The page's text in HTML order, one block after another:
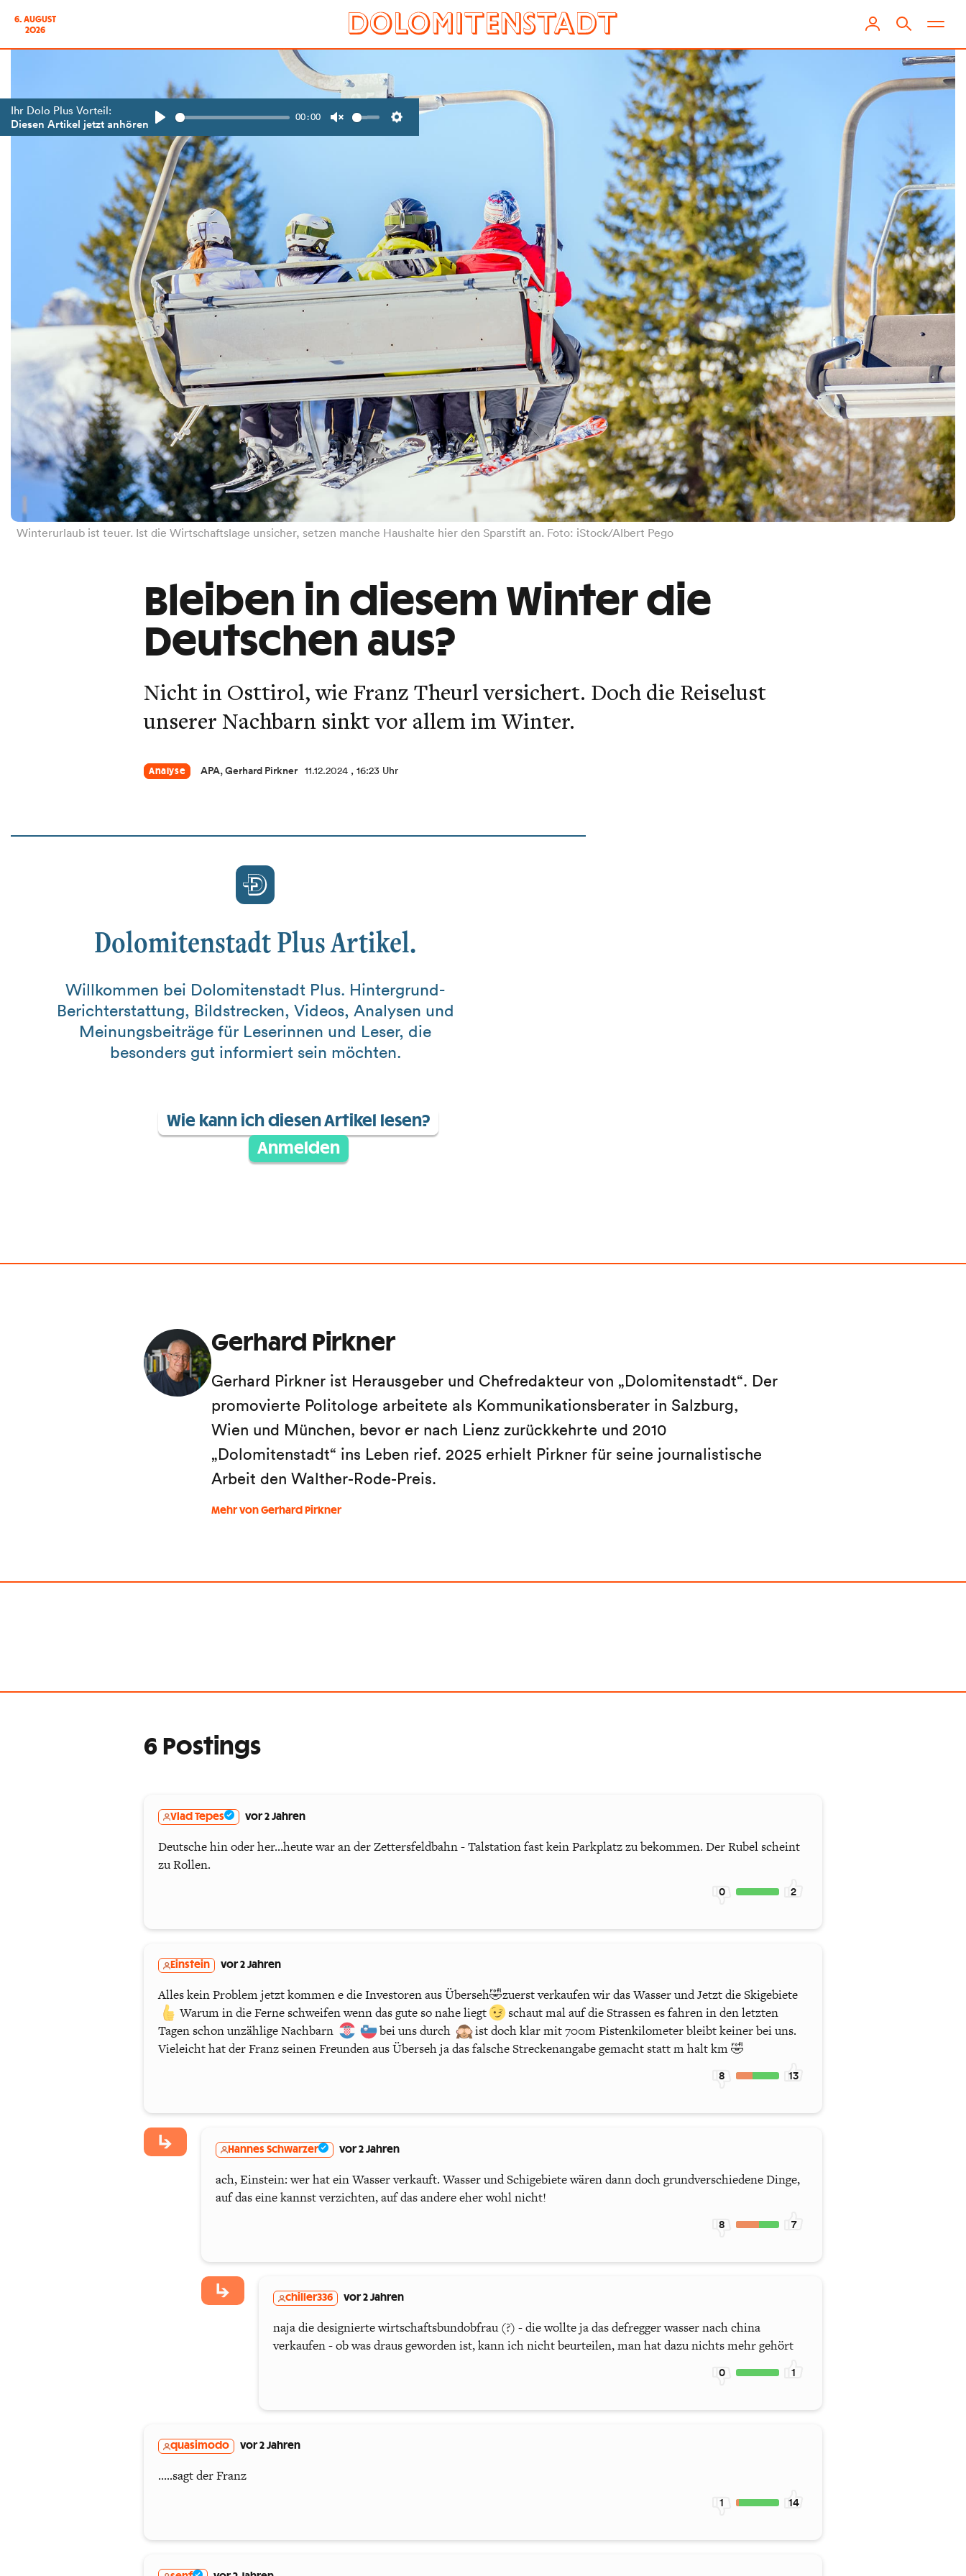
6. AUGUST
2026
Ihr Dolo Plus Vorteil:
Diesen Artikel jetzt anhören 00:00
Winterurlaub ist teuer. Ist die Wirtschaftslage unsicher, setzen manche Haushalte hier den Sparstift an. Foto: iStock/Albert Pego
Bleiben in diesem Winter die
Deutschen aus?
Nicht in Osttirol, wie Franz Theurl versichert. Doch die Reiselust
unserer Nachbarn sinkt vor allem im Winter.
Analyse APA, Gerhard Pirkner 11.12.2024 , 16:23 Uhr
Dolomitenstadt Plus Artikel.
Willkommen bei Dolomitenstadt Plus. Hintergrund-
Berichterstattung, Bildstrecken, Videos, Analysen und
Meinungsbeiträge für Leserinnen und Leser, die
besonders gut informiert sein möchten.
Wie kann ich diesen Artikel lesen?
Anmelden
Gerhard Pirkner
Gerhard Pirkner ist Herausgeber und Chefredakteur von „Dolomitenstadt“. Der
promovierte Politologe arbeitete als Kommunikationsberater in Salzburg,
Wien und München, bevor er nach Lienz zurückkehrte und 2010
„Dolomitenstadt“ ins Leben rief. 2025 erhielt Pirkner für seine journalistische
Arbeit den Walther-Rode-Preis.
Mehr von Gerhard Pirkner
6 Postings
Vlad Tepes vor 2 Jahren
Deutsche hin oder her...heute war an der Zettersfeldbahn - Talstation fast kein Parkplatz zu bekommen. Der Rubel scheint
zu Rollen.
0 2
Einstein vor 2 Jahren
Alles kein Problem jetzt kommen e die Investoren aus Überseh🤣zuerst verkaufen wir das Wasser und Jetzt die Skigebiete
Warum in die Ferne schweifen wenn das gute so nahe liegt
schaut mal auf die Strassen es fahren in den letzten
Tagen schon unzählige Nachbarn
bei uns durch
ist doch klar mit 700m Pistenkilometer bleibt keiner bei uns.
Vieleicht hat der Franz seinen Freunden aus Überseh ja das falsche Streckenangabe gemacht statt m halt km 🤣
8 13
Hannes Schwarzer vor 2 Jahren
ach, Einstein: wer hat ein Wasser verkauft. Wasser und Schigebiete wären dann doch grundverschiedene Dinge,
auf das eine kannst verzichten, auf das andere eher wohl nicht!
8 7
chiller336 vor 2 Jahren
naja die designierte wirtschaftsbundobfrau (?) - die wollte ja das defregger wasser nach china
verkaufen - ob was draus geworden ist, kann ich nicht beurteilen, man hat dazu nichts mehr gehört
0 1
quasimodo vor 2 Jahren
.....sagt der Franz
1 14